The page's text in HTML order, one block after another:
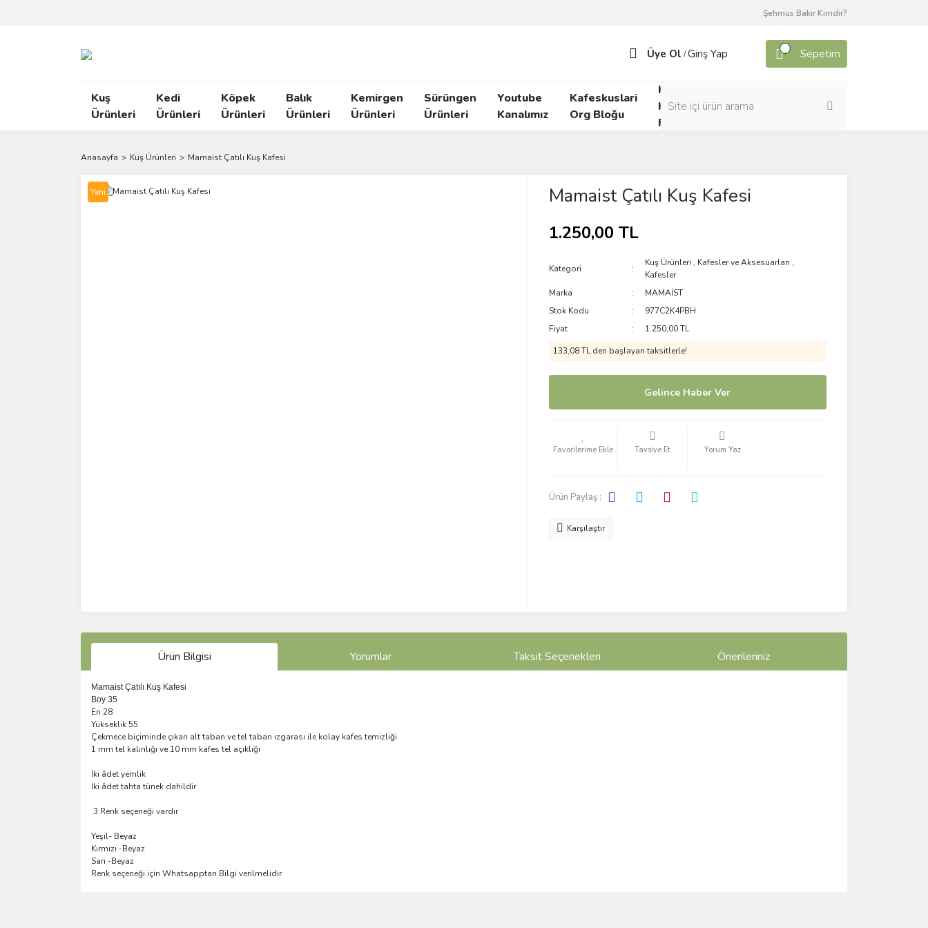
Şehmus Bakır Kimdir?
Üye Ol /Giriş Yap Sepetim
Kuş
Ürünleri
Kedi
Ürünleri
Köpek
Ürünleri
Balık
Ürünleri
Kemirgen
Ürünleri
Sürüngen
Ürünleri
Youtube
Kanalımız
Kafeskuslari
Org Bloğu
Kafes
Kuşları
Forumu
Yem
Anasayfa Kuş Ürünleri Mamaist Çatılı Kuş Kafesi
Yeni Mamaist Çatılı Kuş Kafesi
1.250,00 TL
Kategori
Kuş Ürünleri , Kafesler ve Aksesuarları ,
Kafesler
Marka
MAMAİST
Stok Kodu
977C2K4PBH
Fiyat
1.250,00 TL
133,08 TL den başlayan taksitlerle!
Gelince Haber Ver
Tavsiye Et Yorum Yaz
Ürün Paylaş :
Karşılaştır
Ürün Bilgisi Yorumlar Taksit Seçenekleri Önerileriniz
Mamaist Çatılı Kuş Kafesi
Boy 35
En 28
Yükseklik 55
Çekmece biçiminde çıkan alt taban ve tel taban ızgarası ile kolay kafes temizliği
1 mm tel kalınlığı ve 10 mm kafes tel açıklığı
İki âdet yemlik
İki âdet tahta tünek dahildir
3 Renk seçeneği vardır
Yeşil- Beyaz
Kırmızı -Beyaz
Sarı -Beyaz
Renk seçeneği için Whatsapptan Bilgi verilmelidir